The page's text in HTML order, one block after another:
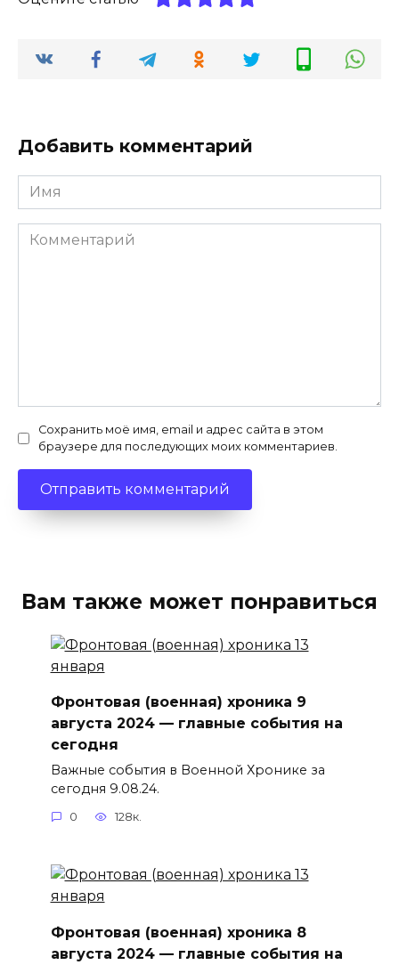
Добавить комментарий
Имя
*
Комментарий
Сохранить моё имя, email и адрес сайта в этом
браузере для последующих моих комментариев.
Вам также может понравиться
Фронтовая (военная) хроника 9
августа 2024 — главные события на
сегодня
Важные события в Военной Хронике за
сегодня 9.08.24.
0 128к.
Фронтовая (военная) хроника 8
августа 2024 — главные события на